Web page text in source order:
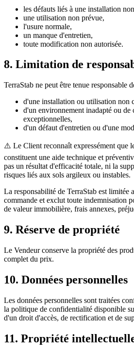
les défauts liés à une installation
une utilisation non prévue,
l'usure normale,
un manque d'entretien,
toute modification non autorisée.
8. Limitation de
TerraStab ne peut être tenue responsable
d'une installation ou utilisation non
d'un environnement inadapté ou
exceptionnelles,
d'un défaut d'entretien ou d'une
⚠️ Le Client reconnaît expressément que
constituent une aide technique et
pas un résultat d'efficacité totale, ni la
risques liés aux sols argileux ou instables.
La responsabilité de TerraStab est limitée
commande et exclut toute indemnisation
de valeur immobilière, frais annexes,
9. Réserve de propriété
Le Vendeur conserve la propriété des
complet du prix.
10. Données personnelles
Les données personnelles sont traitées
la politique de confidentialité disponible
d'un droit d'accès, de rectification et de
11. Propriété